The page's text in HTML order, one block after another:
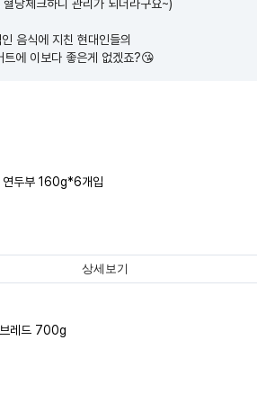
당체크하니 관리가 되더라구요~)
음식에 지친 현대인들의
트에 이보다 좋은게 없겠죠?😘
연두부 160g*6개입
상세보기
레드 700g